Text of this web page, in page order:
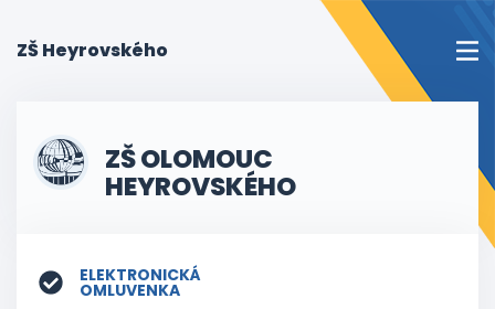
ZŠ Heyrovského
ZŠ OLOMOUC
HEYROVSKÉHO
ELEKTRONICKÁ
OMLUVENKA